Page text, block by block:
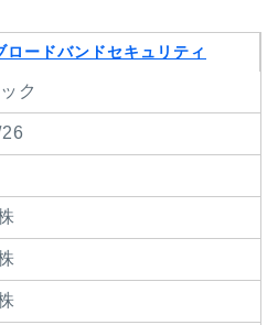
ロードバンドセキュリティ
ク